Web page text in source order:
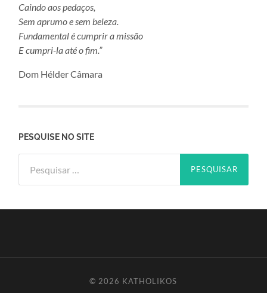
Caindo aos pedaços,
Sem aprumo e sem beleza.
Fundamental é cumprir a missão
E cumpri-la até o fim.”
Dom Hélder Câmara
PESQUISE NO SITE
por:
© 2026 KATHOLIKOS